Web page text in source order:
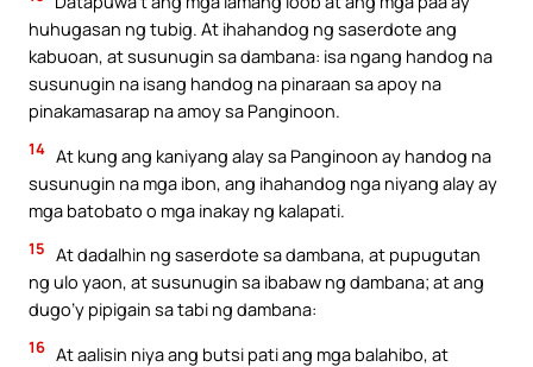
huhugasan ng tubig. At ihahandog ng saserdote ang
kabuoan, at susunugin sa dambana: isa ngang handog na
susunugin na isang handog na pinaraan sa apoy na
pinakamasarap na amoy sa Panginoon.
14 At kung ang kaniyang alay sa Panginoon ay handog na
susunugin na mga ibon, ang ihahandog nga niyang alay ay
mga batobato o mga inakay ng kalapati.
15 At dadalhin ng saserdote sa dambana, at pupugutan
ng ulo yaon, at susunugin sa ibabaw ng dambana; at ang
dugo’y pipigain sa tabi ng dambana:
16 At aalisin niya ang butsi pati ang mga balahibo, at